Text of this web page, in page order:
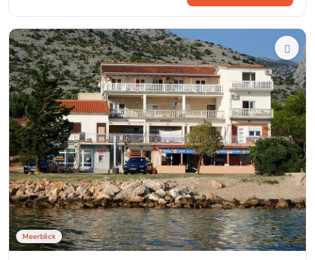
Meerblick